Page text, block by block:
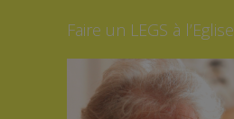
Faire un LEGS à l’Eglise